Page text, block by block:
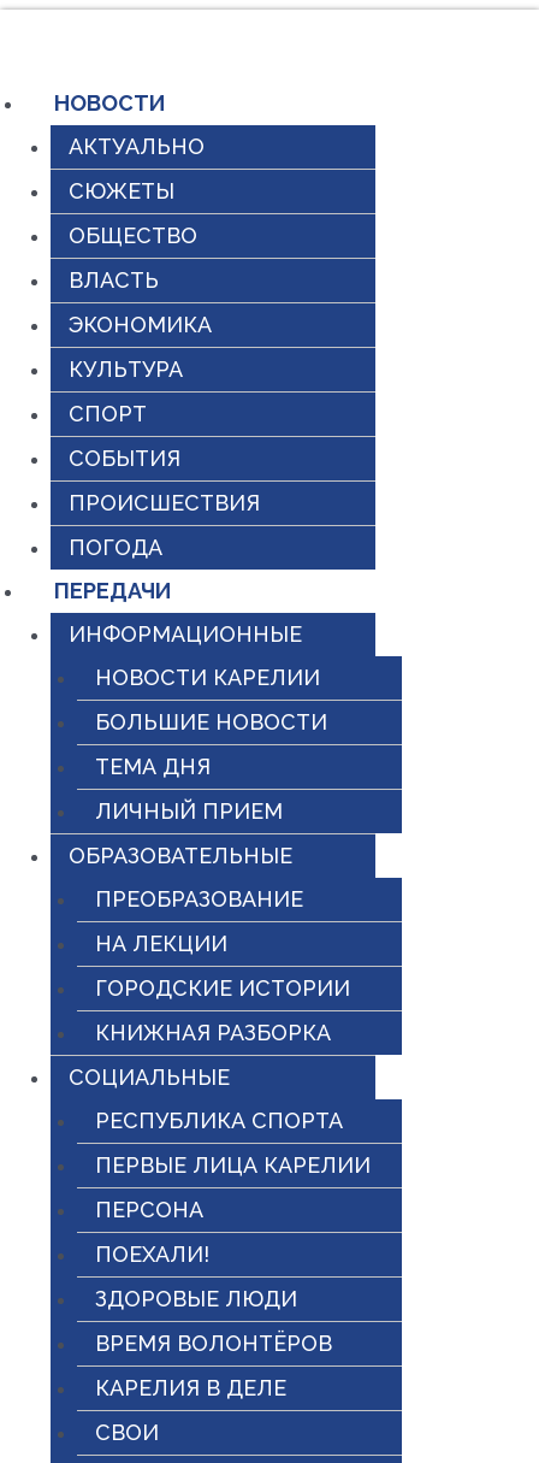
содержимому
НОВОСТИ
АКТУАЛЬНО
СЮЖЕТЫ
ОБЩЕСТВО
ВЛАСТЬ
ЭКОНОМИКА
КУЛЬТУРА
СПОРТ
СОБЫТИЯ
ПРОИСШЕСТВИЯ
ПОГОДА
ПЕРЕДАЧИ
ИНФОРМАЦИОННЫЕ
НОВОСТИ КАРЕЛИИ
БОЛЬШИЕ НОВОСТИ
ТЕМА ДНЯ
ЛИЧНЫЙ ПРИЕМ
ОБРАЗОВАТЕЛЬНЫЕ
ПРЕОБРАЗОВАНИЕ
НА ЛЕКЦИИ
ГОРОДСКИЕ ИСТОРИИ
КНИЖНАЯ РАЗБОРКА
СОЦИАЛЬНЫЕ
РЕСПУБЛИКА СПОРТА
ПЕРВЫЕ ЛИЦА КАРЕЛИИ
ПЕРСОНА
ПОЕХАЛИ!
ЗДОРОВЫЕ ЛЮДИ
ВРЕМЯ ВОЛОНТЁРОВ
КАРЕЛИЯ В ДЕЛЕ
СВОИ